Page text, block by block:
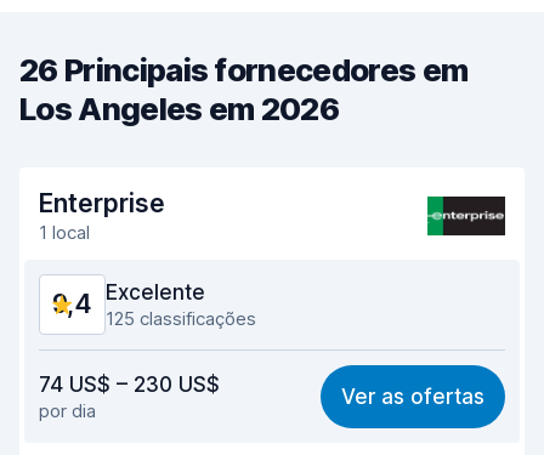
26 Principais fornecedores em
Los Angeles em 2026
Enterprise
1 local
9,4 Excelente
125 classificações
9,4
Facilidade em encontrar 9,3
74 US$ – 230 US$
por dia
Ver as ofertas